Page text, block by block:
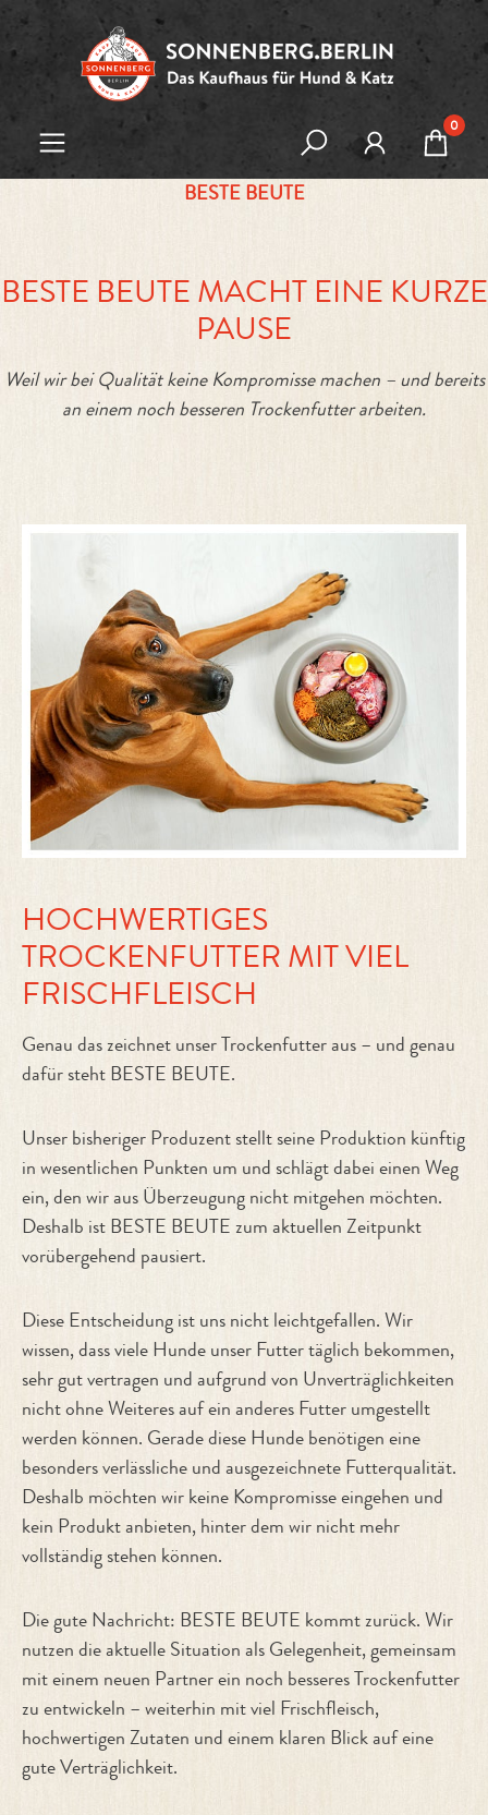
Zum Hauptinhalt springen
0
BESTE BEUTE
BESTE BEUTE MACHT EINE KURZE
PAUSE
Weil wir bei Qualität keine Kompromisse machen – und bereits
an einem noch besseren Trockenfutter arbeiten.
HOCHWERTIGES
TROCKENFUTTER MIT VIEL
FRISCHFLEISCH
Genau das zeichnet unser Trockenfutter aus – und genau
dafür steht BESTE BEUTE.
Unser bisheriger Produzent stellt seine Produktion künftig
in wesentlichen Punkten um und schlägt dabei einen Weg
ein, den wir aus Überzeugung nicht mitgehen möchten.
Deshalb ist BESTE BEUTE zum aktuellen Zeitpunkt
vorübergehend pausiert.
Diese Entscheidung ist uns nicht leichtgefallen. Wir
wissen, dass viele Hunde unser Futter täglich bekommen,
sehr gut vertragen und aufgrund von Unverträglichkeiten
nicht ohne Weiteres auf ein anderes Futter umgestellt
werden können. Gerade diese Hunde benötigen eine
besonders verlässliche und ausgezeichnete Futterqualität.
Deshalb möchten wir keine Kompromisse eingehen und
kein Produkt anbieten, hinter dem wir nicht mehr
vollständig stehen können.
Die gute Nachricht: BESTE BEUTE kommt zurück. Wir
nutzen die aktuelle Situation als Gelegenheit, gemeinsam
mit einem neuen Partner ein noch besseres Trockenfutter
zu entwickeln – weiterhin mit viel Frischfleisch,
hochwertigen Zutaten und einem klaren Blick auf eine
gute Verträglichkeit.